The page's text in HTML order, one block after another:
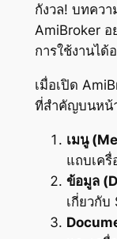
กังวล! บทคว
AmiBroker อ
การใช้งานได้
เมื่อเปิด
ที่สำคัญบนหน้
เมนู
แถบเครื่
ข้อมูล
เกี่ยวกั